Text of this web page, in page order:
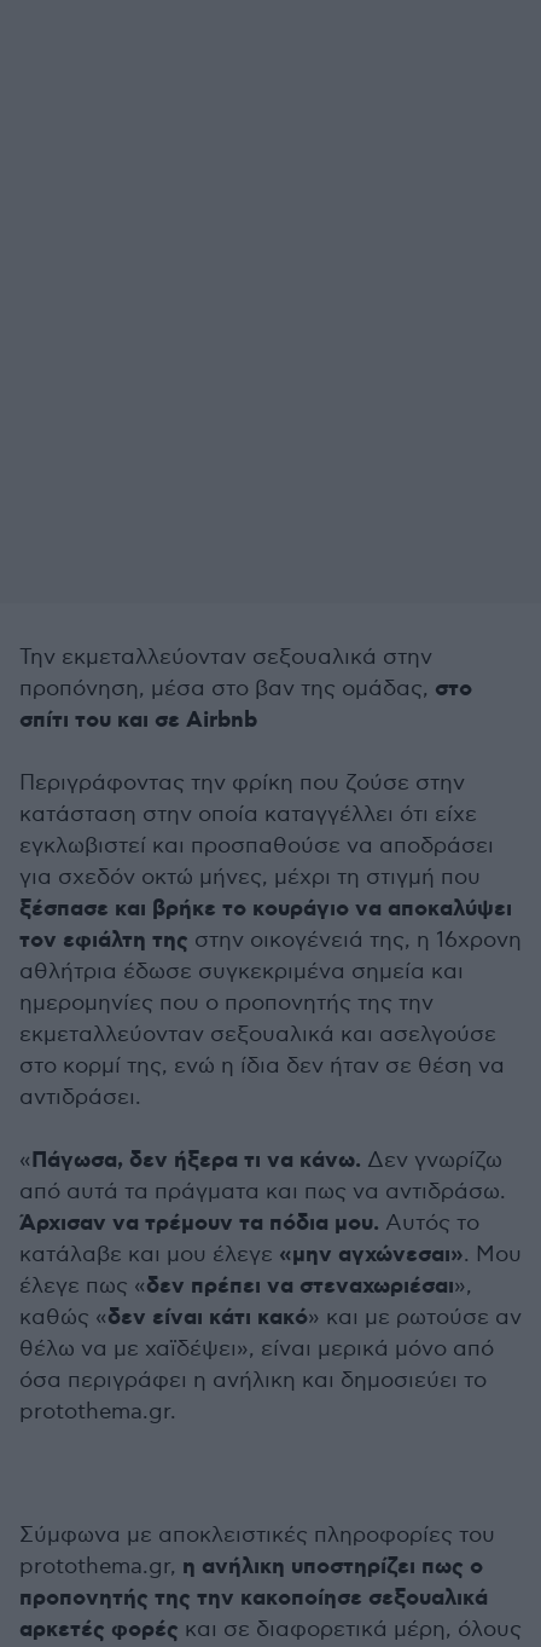
Την εκμεταλλεύονταν σεξουαλικά στην
προπόνηση, μέσα στο βαν της ομάδας, στο
σπίτι του και σε Airbnb
Περιγράφοντας την φρίκη που ζούσε στην
κατάσταση στην οποία καταγγέλλει ότι είχε
εγκλωβιστεί και προσπαθούσε να αποδράσει
για σχεδόν οκτώ μήνες, μέχρι τη στιγμή που
ξέσπασε και βρήκε το κουράγιο να αποκαλύψει
τον εφιάλτη της στην οικογένειά της, η 16χρονη
αθλήτρια έδωσε συγκεκριμένα σημεία και
ημερομηνίες που ο προπονητής της την
εκμεταλλεύονταν σεξουαλικά και ασελγούσε
στο κορμί της, ενώ η ίδια δεν ήταν σε θέση να
αντιδράσει.
«Πάγωσα, δεν ήξερα τι να κάνω. Δεν γνωρίζω
από αυτά τα πράγματα και πως να αντιδράσω.
Άρχισαν να τρέμουν τα πόδια μου. Αυτός το
κατάλαβε και μου έλεγε «μην αγχώνεσαι». Μου
έλεγε πως «δεν πρέπει να στεναχωριέσαι»,
καθώς «δεν είναι κάτι κακό» και με ρωτούσε αν
θέλω να με χαϊδέψει», είναι μερικά μόνο από
όσα περιγράφει η ανήλικη και δημοσιεύει το
protothema.gr.
Σύμφωνα με αποκλειστικές πληροφορίες του
protothema.gr, η ανήλικη υποστηρίζει πως ο
προπονητής της την κακοποίησε σεξουαλικά
αρκετές φορές και σε διαφορετικά μέρη, όλους